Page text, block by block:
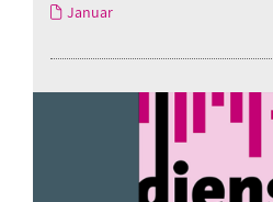
Januar